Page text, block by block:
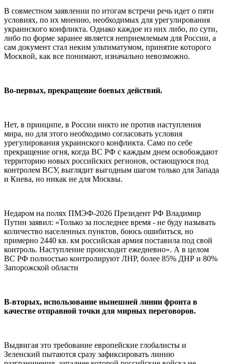
В совместном заявлении по итогам встречи речь идет о пяти
условиях, по их мнению, необходимых для урегулирования
украинского конфликта. Однако каждое из них либо, по сути,
либо по форме заранее является неприемлемым для России, а
сам документ стал неким ультиматумом, принятие которого
Москвой, как все понимают, изначально невозможно.
Во-первых, прекращение боевых действий.
Нет, в принципе, в России никто не против наступления
мира, но для этого необходимо согласовать условия
урегулирования украинского конфликта. Само по себе
прекращение огня, когда ВС РФ с каждым днем освобождают
территорию новых российских регионов, остающуюся под
контролем ВСУ, выглядит выгодным шагом только для Запада
и Киева, но никак не для Москвы.
Недаром на полях ПМЭФ-2026 Президент РФ Владимир
Путин заявил: «Только за последнее время - не буду называть
количество населенных пунктов, боюсь ошибиться, но
примерно 2440 кв. км российская армия поставила под свой
контроль. Наступление происходит ежедневно». А в целом
ВС РФ полностью контролируют ЛНР, более 85% ДНР и 80%
Запорожской области
В-вторых, использование нынешней линии фронта в
качестве отправной точки для мирных переговоров.
Выдвигая это требование европейские глобалисты и
Зеленский пытаются сразу зафиксировать линию